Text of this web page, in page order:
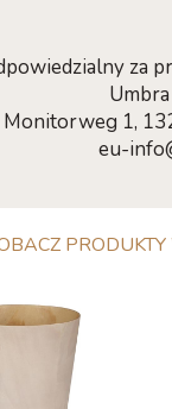
za
Monitorweg 1,
eu-